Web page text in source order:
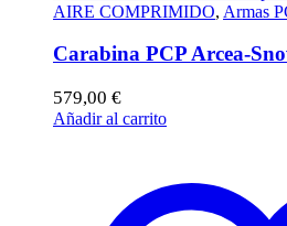
AIRE COMPRIMIDO, Armas
Carabina PCP Arcea-
579,00 €
Añadir al carrito